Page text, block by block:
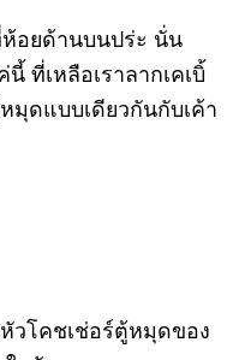
ห้อยด้านบนปร่ะ นั่น
ที่เหลือเราลากเคเบิ้
มุดแบบเดียวกันกับเค้า
วโคชเช่อร์ตู้หมุดของ